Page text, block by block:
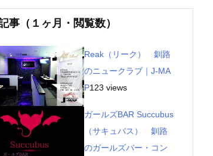
事（１ヶ月・閲覧数）
Reak（リーク） 釧路
のニュークラブ｜J-MA
P123 views
ガールズBAR Succubus
（サキュバス） 釧路
のガールズバー・コン